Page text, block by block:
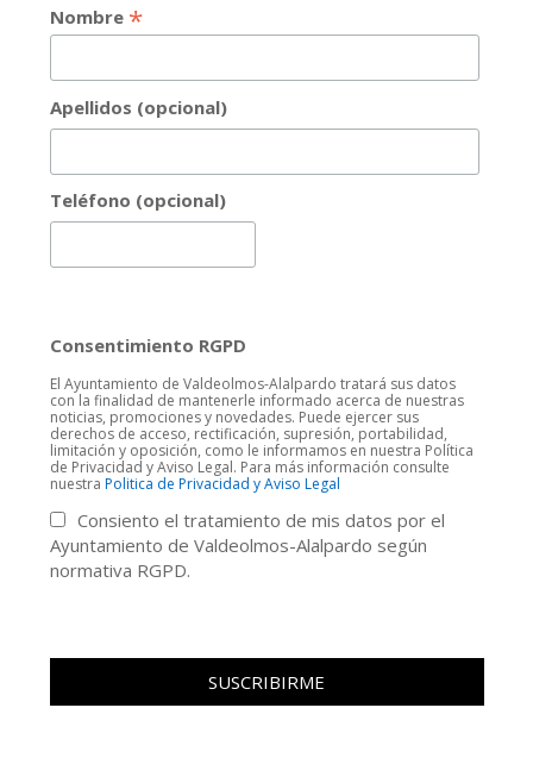
Nombre *
Apellidos (opcional)
Teléfono (opcional)
Consentimiento RGPD
El Ayuntamiento de Valdeolmos-Alalpardo tratará sus datos
con la finalidad de mantenerle informado acerca de nuestras
noticias, promociones y novedades. Puede ejercer sus
derechos de acceso, rectificación, supresión, portabilidad,
limitación y oposición, como le informamos en nuestra Política
de Privacidad y Aviso Legal. Para más información consulte
nuestra Politica de Privacidad y Aviso Legal
Consiento el tratamiento de mis datos por el
Ayuntamiento de Valdeolmos-Alalpardo según
normativa RGPD.